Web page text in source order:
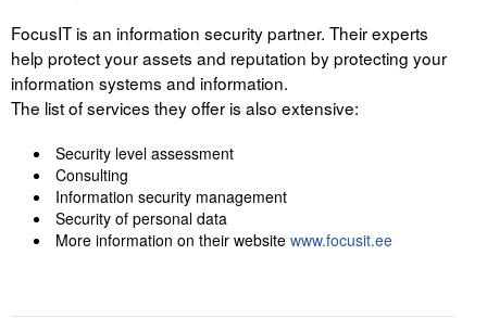
FocusIT is an information security partner. Their experts
help protect your assets and reputation by protecting your
information systems and information.
The list of services they offer is also extensive:
Security level assessment
Consulting
Information security management
Security of personal data
More information on their website www.focusit.ee